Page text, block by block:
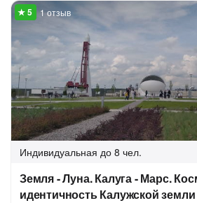
1 отзыв
Индивидуальная до 8 чел.
Земля - Луна. Калуга - Марс.
идентичность Калужской земли